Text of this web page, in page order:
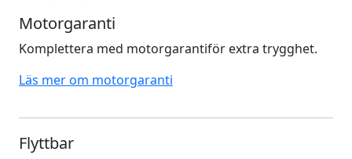
Motorgaranti
Komplettera med motorgarantiför extra trygghet.
Läs mer om motorgaranti
Flyttbar